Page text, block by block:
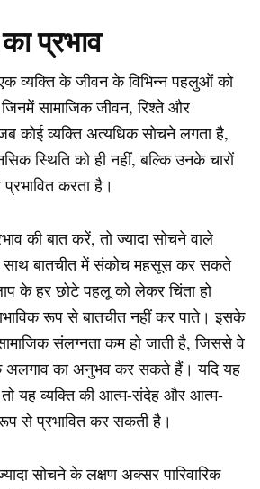
प्रभाव
व्यक्ति के जीवन के विभिन्न पहलुओं को
सामाजिक जीवन, रिश्ते और
जब कोई व्यक्ति अत्यधिक सोचने लगता है,
स्थिति को ही नहीं, बल्कि उनके चारों
करता है।
की बात करें, तो ज्यादा सोचने वाले
साथ बातचीत में संकोच महसूस कर सकते
के हर छोटे पहलू को लेकर चिंता हो
रूप से बातचीत नहीं कर पाते। इसके
संलग्नता कम हो जाती है, जिससे वे
अलगाव का अनुभव कर सकते हैं। यदि यह
तो यह व्यक्ति की आत्म-संदेह और आत्म-
से प्रभावित कर सकती है।
सोचने के लक्षण अक्सर पारिवारिक